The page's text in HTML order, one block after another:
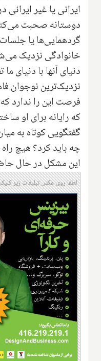
ایرانی یا غیر
دوستانه صحبت
گردهمایی‌ها یا
خانوادگی نزدیک
دنیای آنها با دنیای
نزدیک‌‌ترین نوجوان
فرصت این را ندارد
که رایانه برای او
گفتگویی کوتاه به
چه باید کرد؟ هیچ
این مشکل در حال
لطفا روی عکس تبلیغات زیر